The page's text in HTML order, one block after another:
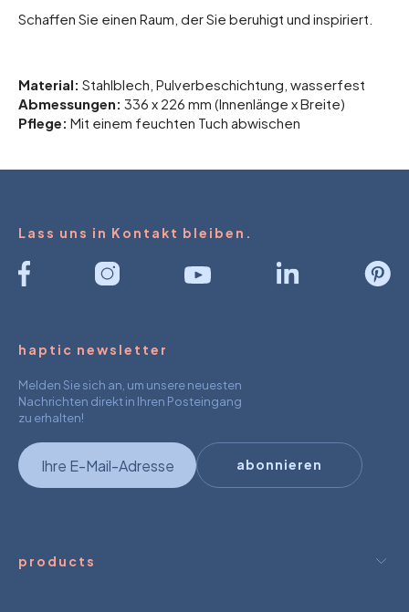
Schaffen Sie einen Raum, der Sie beruhigt und inspiriert.
Material: Stahlblech, Pulverbeschichtung, wasserfest
Abmessungen: 336 x 226 mm (Innenlänge x Breite)
Pflege: Mit einem feuchten Tuch abwischen
Lass uns in Kontakt bleiben.
haptic newsletter
Melden Sie sich an, um unsere neuesten
Nachrichten direkt in Ihren Posteingang
zu erhalten!
newsletter abonnieren
products